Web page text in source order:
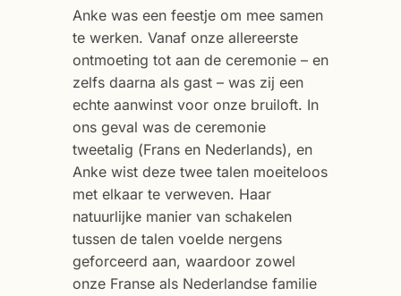
Anke was een feestje om mee samen
te werken. Vanaf onze allereerste
ontmoeting tot aan de ceremonie – en
zelfs daarna als gast – was zij een
echte aanwinst voor onze bruiloft. In
ons geval was de ceremonie
tweetalig (Frans en Nederlands), en
Anke wist deze twee talen moeiteloos
met elkaar te verweven. Haar
natuurlijke manier van schakelen
tussen de talen voelde nergens
geforceerd aan, waardoor zowel
onze Franse als Nederlandse familie